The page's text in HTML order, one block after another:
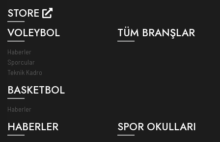
STORE
VOLEYBOL
Haberler
Sporcular
Teknik Kadro
BASKETBOL
Haberler
TÜM BRANŞLAR
HABERLER SPOR OKULLARI